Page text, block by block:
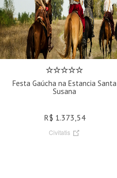
Festa Gaúcha na Estancia Santa
Susana
R$ 1.373,54
Civitatis